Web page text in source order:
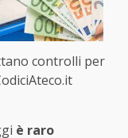
controlli per
è raro